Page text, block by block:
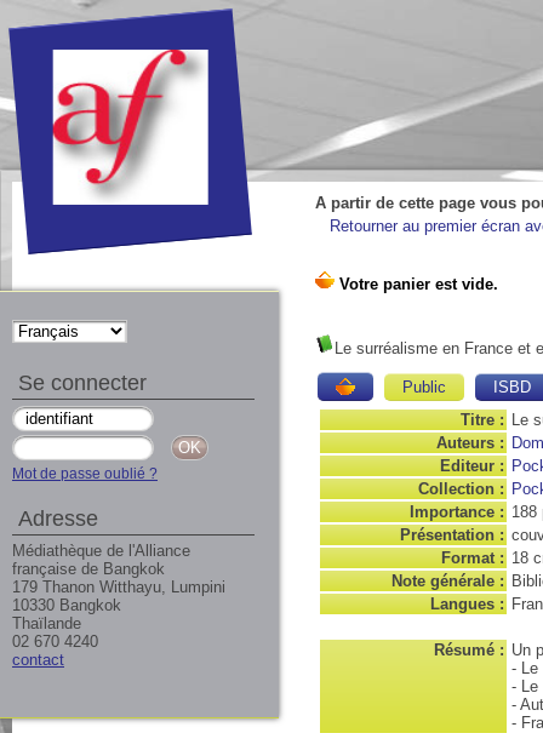
A partir de cette page vous
Retourner au premier écran
Le surréalisme en France et
Public
ISBD
Titre : Le
Auteurs :
Editeur :
Collection :
Importance : 188
Présentation :
Format : 18
Note générale :
Langues :
Résumé : Un
- Le
- Le
-
-
Se connecter
Mot de passe oublié ?
Adresse
Médiathèque de l'Alliance
française de Bangkok
179 Thanon Witthayu, Lumpini
10330 Bangkok
Thaïlande
02 670 4240
contact